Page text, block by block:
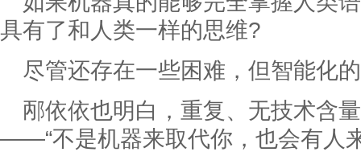
具有了和人类一样的思维?
尽管还存在一些困难，但智能化
邴依依也明白，重复、无技术含
——“不是机器来取代你，也会有人